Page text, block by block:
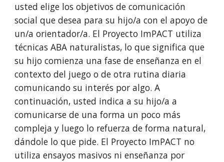
usted elige los objetivos de comunicación
social que desea para su hijo/a con el apoyo de
un/a orientador/a. El Proyecto ImPACT utiliza
técnicas ABA naturalistas, lo que significa que
su hijo comienza una fase de enseñanza en el
contexto del juego o de otra rutina diaria
comunicando su interés por algo. A
continuación, usted indica a su hijo/a a
comunicarse de una forma un poco más
compleja y luego lo refuerza de forma natural,
dándole lo que pide. El Proyecto ImPACT no
utiliza ensayos masivos ni enseñanza por